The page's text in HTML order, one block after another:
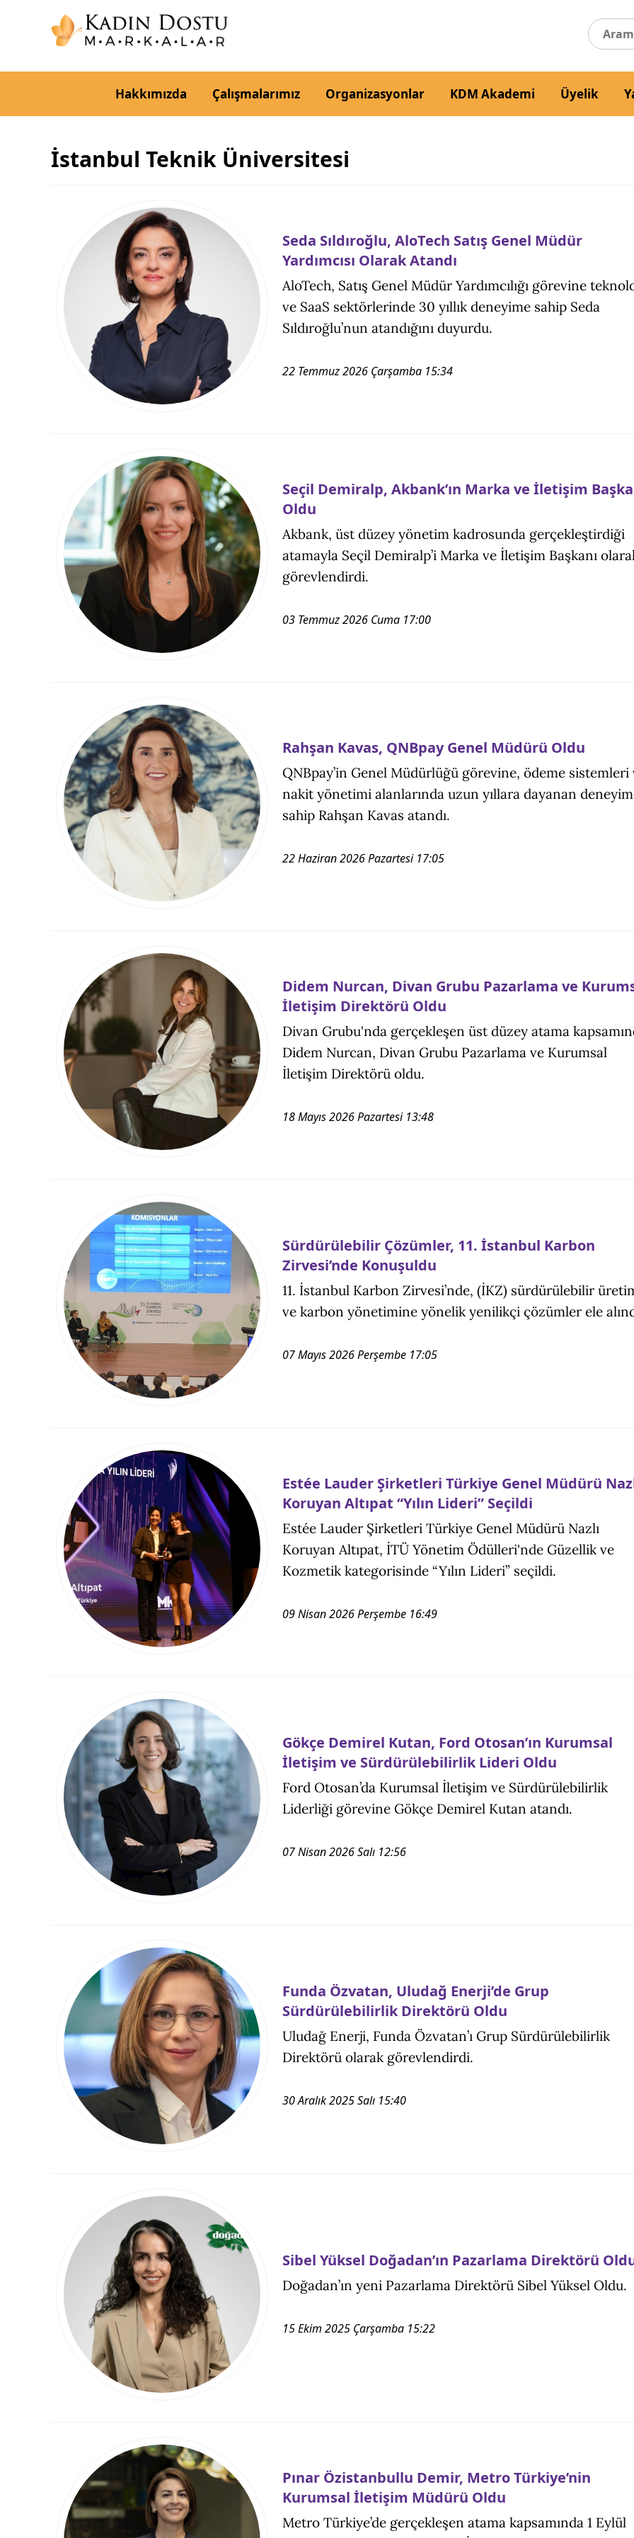
Hakkımızda Çalışmalarımız Organizasyonlar KDM Akademi Üyelik
İstanbul Teknik Üniversitesi
Seda Sıldıroğlu, AloTech Satış Genel Müdür
Yardımcısı Olarak Atandı
AloTech, Satış Genel Müdür Yardımcılığı görevine
ve SaaS sektörlerinde 30 yıllık deneyime sahip Seda
Sıldıroğlu’nun atandığını duyurdu.
22 Temmuz 2026 Çarşamba 15:34
Seçil Demiralp, Akbank’ın Marka ve İletişim
Oldu
Akbank, üst düzey yönetim kadrosunda gerçekleştirdiği
atamayla Seçil Demiralp’i Marka ve İletişim Başkanı
görevlendirdi.
03 Temmuz 2026 Cuma 17:00
Rahşan Kavas, QNBpay Genel Müdürü Oldu
QNBpay’in Genel Müdürlüğü görevine, ödeme sistemleri
nakit yönetimi alanlarında uzun yıllara dayanan
sahip Rahşan Kavas atandı.
22 Haziran 2026 Pazartesi 17:05
Didem Nurcan, Divan Grubu Pazarlama ve
İletişim Direktörü Oldu
Divan Grubu'nda gerçekleşen üst düzey atama
Didem Nurcan, Divan Grubu Pazarlama ve Kurumsal
İletişim Direktörü oldu.
18 Mayıs 2026 Pazartesi 13:48
Sürdürülebilir Çözümler, 11. İstanbul Karbon
Zirvesi’nde Konuşuldu
11. İstanbul Karbon Zirvesi’nde, (İKZ) sürdürülebilir
ve karbon yönetimine yönelik yenilikçi çözümler ele
07 Mayıs 2026 Perşembe 17:05
Estée Lauder Şirketleri Türkiye Genel Müdürü
Koruyan Altıpat “Yılın Lideri” Seçildi
Estée Lauder Şirketleri Türkiye Genel Müdürü Nazlı
Koruyan Altıpat, İTÜ Yönetim Ödülleri'nde Güzellik ve
Kozmetik kategorisinde “Yılın Lideri” seçildi.
09 Nisan 2026 Perşembe 16:49
Gökçe Demirel Kutan, Ford Otosan’ın Kurumsal
İletişim ve Sürdürülebilirlik Lideri Oldu
Ford Otosan’da Kurumsal İletişim ve Sürdürülebilirlik
Liderliği görevine Gökçe Demirel Kutan atandı.
07 Nisan 2026 Salı 12:56
Funda Özvatan, Uludağ Enerji’de Grup
Sürdürülebilirlik Direktörü Oldu
Uludağ Enerji, Funda Özvatan’ı Grup Sürdürülebilirlik
Direktörü olarak görevlendirdi.
30 Aralık 2025 Salı 15:40
Sibel Yüksel Doğadan’ın Pazarlama Direktörü
Doğadan’ın yeni Pazarlama Direktörü Sibel Yüksel Oldu.
15 Ekim 2025 Çarşamba 15:22
Pınar Özistanbullu Demir, Metro Türkiye’nin
Kurumsal İletişim Müdürü Oldu
Metro Türkiye’de gerçekleşen atama kapsamında 1 Eylül